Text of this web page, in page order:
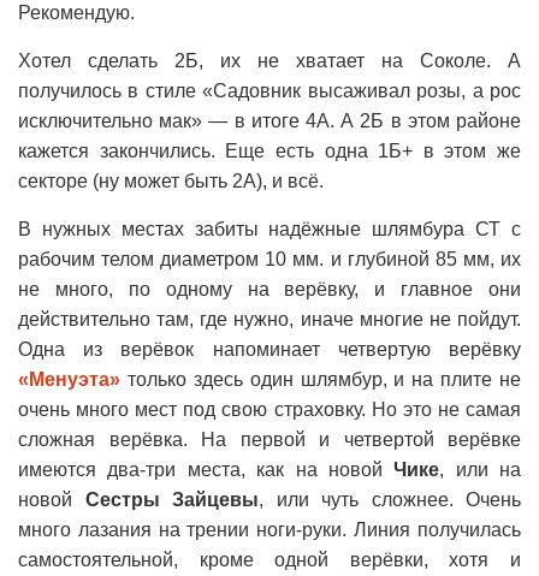
Рекомендую.
Хотел сделать 2Б, их не хватает на Соколе. А
получилось в стиле «Садовник высаживал розы, а рос
исключительно мак» — в итоге 4А. А 2Б в этом районе
кажется закончились. Еще есть одна 1Б+ в этом же
секторе (ну может быть 2А), и всё.
В нужных местах забиты надёжные шлямбура СТ с
рабочим телом диаметром 10 мм. и глубиной 85 мм, их
не много, по одному на верёвку, и главное они
действительно там, где нужно, иначе многие не пойдут.
Одна из верёвок напоминает четвертую верёвку
«Менуэта» только здесь один шлямбур, и на плите не
очень много мест под свою страховку. Но это не самая
сложная верёвка. На первой и четвертой верёвке
имеются два-три места, как на новойЧике, или на
новой Сестры Зайцевы, или чуть сложнее. Очень
много лазания на трении ноги-руки. Линия получилась
самостоятельной, кроме одной верёвки, хотя и